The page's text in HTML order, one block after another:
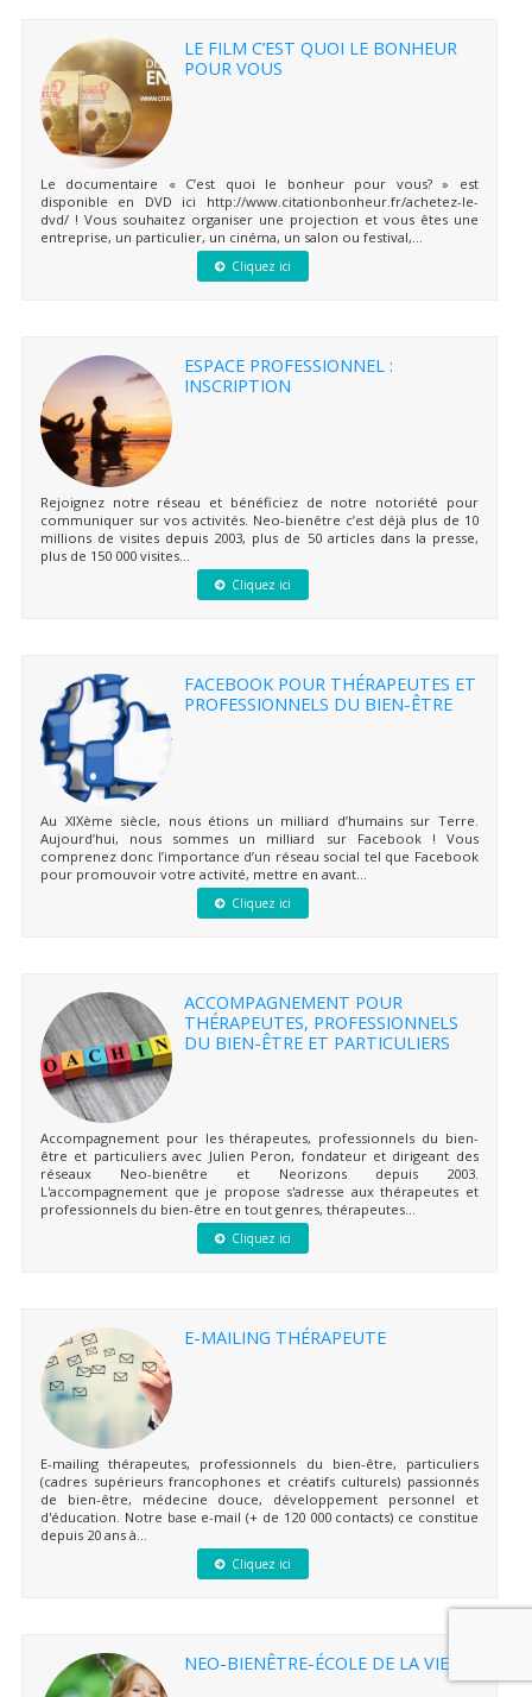
LE FILM C’EST QUOI LE BONHEUR
POUR VOUS
Le documentaire « C’est quoi le bonheur pour vous? » est
disponible en DVD ici http://www.citationbonheur.fr/achetez-le-
dvd/ ! Vous souhaitez organiser une projection et vous êtes une
entreprise, un particulier, un cinéma, un salon ou festival,...
Cliquez ici
ESPACE PROFESSIONNEL :
INSCRIPTION
Rejoignez notre réseau et bénéficiez de notre notoriété pour
communiquer sur vos activités. Neo-bienêtre c’est déjà plus de 10
millions de visites depuis 2003, plus de 50 articles dans la presse,
plus de 150 000 visites...
Cliquez ici
FACEBOOK POUR THÉRAPEUTES ET
PROFESSIONNELS DU BIEN-ÊTRE
Au XIXème siècle, nous étions un milliard d’humains sur Terre.
Aujourd’hui, nous sommes un milliard sur Facebook ! Vous
comprenez donc l’importance d’un réseau social tel que Facebook
pour promouvoir votre activité, mettre en avant...
Cliquez ici
ACCOMPAGNEMENT POUR
THÉRAPEUTES, PROFESSIONNELS
DU BIEN-ÊTRE ET PARTICULIERS
Accompagnement pour les thérapeutes, professionnels du bien-
être et particuliers avec Julien Peron, fondateur et dirigeant des
réseaux Neo-bienêtre et Neorizons depuis 2003.
L'accompagnement que je propose s'adresse aux thérapeutes et
professionnels du bien-être en tout genres, thérapeutes...
Cliquez ici
E-MAILING THÉRAPEUTE
E-mailing thérapeutes, professionnels du bien-être, particuliers
(cadres supérieurs francophones et créatifs culturels) passionnés
de bien-être, médecine douce, développement personnel et
d'éducation. Notre base e-mail (+ de 120 000 contacts) ce constitue
depuis 20 ans à...
Cliquez ici
NEO-BIENÊTRE-ÉCOLE DE LA VIE